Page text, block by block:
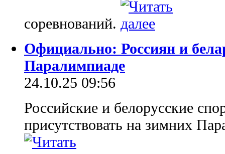
соревнований.
Официально: Россиян и
Паралимпиаде
24.10.25 09:56
Российские и белорусские
присутствовать на зимних